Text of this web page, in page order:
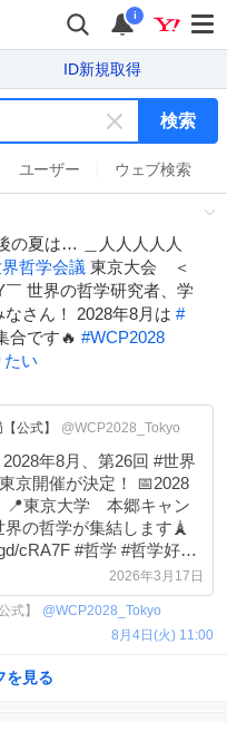
i
ID新規取得
キ
ー
ワ
ド
を
消
す
検索
ユーザー ウェブ検索
の夏は… ＿人人人人人
哲学会議 東京大会 ＜
世界の哲学研究者、学
さん！ 2028年8月は #
合です🔥 #WCP2028
たい
公式】 @WCP2028_Tokyo
年8月、第26回 #世界
催が決定！ 📅2028
📍東京大学 本郷キャン
学 #哲学好き
2026年3月17日
式】 @WCP2028_Tokyo
8月4日(火) 11:00
を見る